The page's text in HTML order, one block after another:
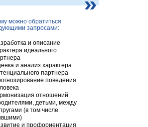
и описание
идеального
и анализ характера
партнера
поведения
отношений:
детьми, между
(в том числе
и профориентация
можно обратиться
запросами: